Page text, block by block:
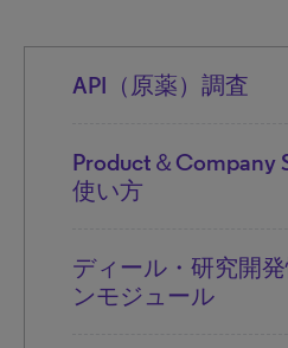
API（原薬）調査
Product＆Company
使い方
ディール・研究開
ンモジュール